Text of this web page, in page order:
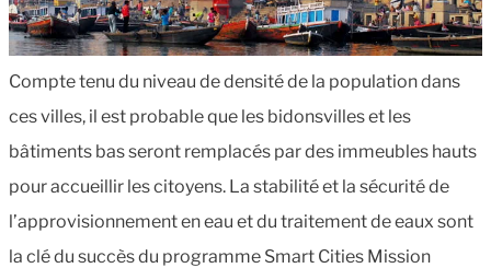
Compte tenu du niveau de densité de la population dans
ces villes, il est probable que les bidonsvilles et les
bâtiments bas seront remplacés par des immeubles hauts
pour accueillir les citoyens. La stabilité et la sécurité de
l’approvisionnement en eau et du traitement de eaux sont
la clé du succès du programme Smart Cities Mission